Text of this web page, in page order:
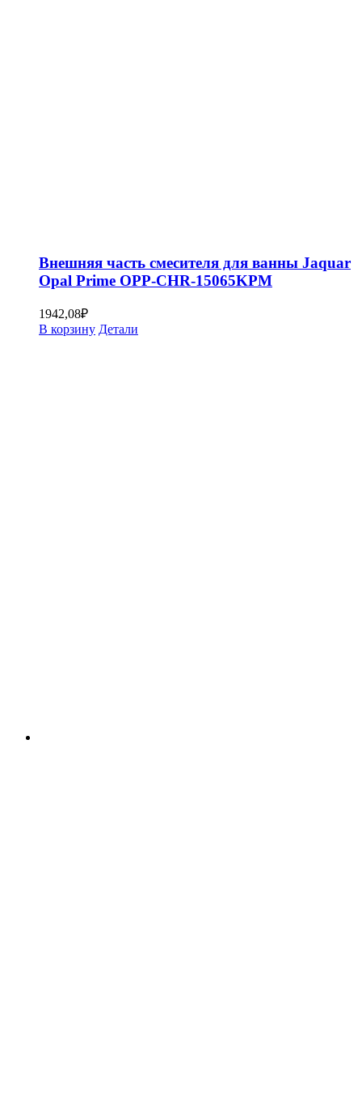
Внешняя часть смесителя для ванны Jaquar
Opal Prime OPP-CHR-15065KPM
1942,08₽
В корзину Детали